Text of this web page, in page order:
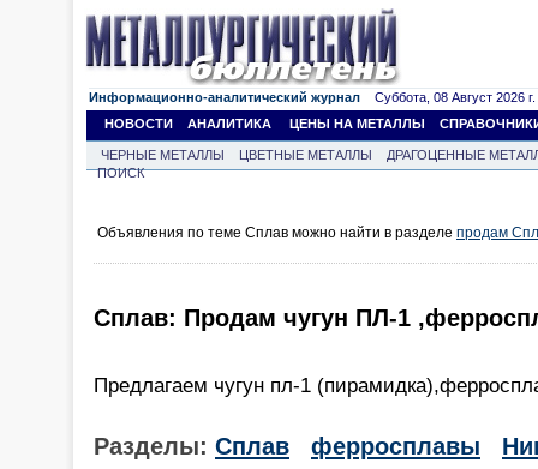
Информационно-аналитический журнал Суббота, 08 Август 2026 г.
НОВОСТИ
АНАЛИТИКА ЦЕНЫ НА МЕТАЛЛЫ
ЧЕРНЫЕ МЕТАЛЛЫ ЦВЕТНЫЕ МЕТАЛЛЫ
ДРАГОЦЕННЫЕ
ПОИСК
Объявления по теме Сплав можно найти в разделе продам
Сплав: Продам чугун ПЛ-1
Предлагаем чугун пл-1
Разделы: Сплав ферросплавы